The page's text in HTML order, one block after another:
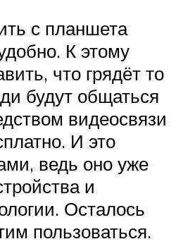
с планшета
К этому
что грядёт то
будут общаться
видеосвязи
И это
ведь оно уже
и
Осталось
пользоваться.